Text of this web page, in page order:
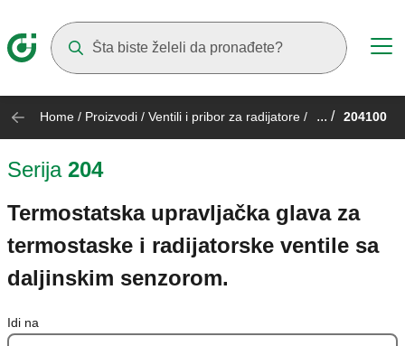
Home / Proizvodi / Ventili i pribor za radijatore / ... / 204100
Serija 204
Termostatska upravljačka glava za
termostaske i radijatorske ventile sa
daljinskim senzorom.
Idi na